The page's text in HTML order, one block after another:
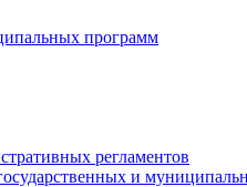
программ
регламентов
и